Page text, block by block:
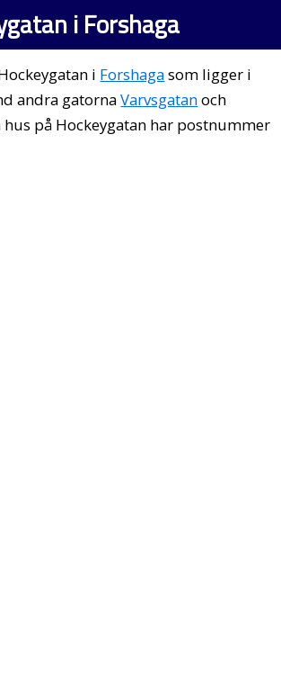
i Forshaga
i Forshagasom ligger i
andra gatornaVarvsgatanoch
hus på Hockeygatan har postnummer